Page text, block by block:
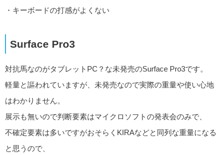
・キーボードの打感がよくない
Surface Pro3
対抗馬なのがタブレットPC？な未発売のSurface Pro3です。
軽量と謳われていますが、未発売なので実際の重量や使い心地
はわかりません。
展示も無いので判断要素はマイクロソフトの発表会のみで、
不確定要素は多いですがおそらくKIRAなどと同列な重量になる
と思うので、